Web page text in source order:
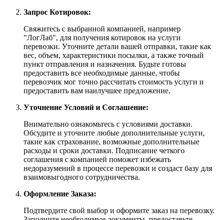
Запрос Котировок:
Свяжитесь с выбранной компанией, например
"ЛогЛаб", для получения котировок на услуги
перевозки. Уточните детали вашей отправки, такие как
вес, объем, характеристики посылки, а также точный
пункт отправления и назначения. Будьте готовы
предоставить все необходимые данные, чтобы
перевозчик мог точно рассчитать стоимость услуги и
предоставить вам наилучшее предложение.
Уточнение Условий и Соглашение:
Внимательно ознакомьтесь с условиями доставки.
Обсудите и уточните любые дополнительные услуги,
такие как страхование, возможные дополнительные
расходы и сроки доставки. Подписание четкого
соглашения с компанией поможет избежать
недоразумений в процессе перевозки и создаст базу для
взаимовыгодного сотрудничества.
Оформление Заказа:
Подтвердите свой выбор и оформите заказ на перевозку.